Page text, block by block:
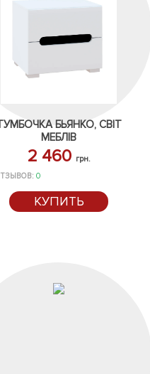
БЬЯНКО, СВІТ
МЕБЛІВ
2 460 грн.
0
КУПИТЬ